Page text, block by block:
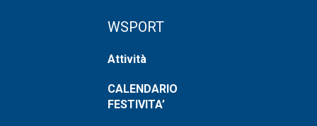
WSPORT
Attività
CALENDARIO
FESTIVITA’